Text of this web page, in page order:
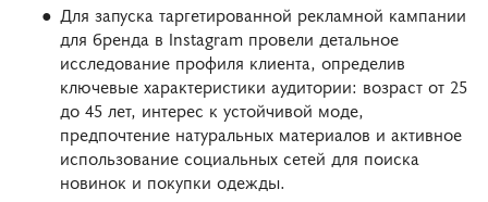
Для запуска таргетированной рекламной кампании
для бренда в Instagram провели детальное
исследование профиля клиента, определив
ключевые характеристики аудитории: возраст от 25
до 45 лет, интерес к устойчивой моде,
предпочтение натуральных материалов и активное
использование социальных сетей для поиска
новинок и покупки одежды.